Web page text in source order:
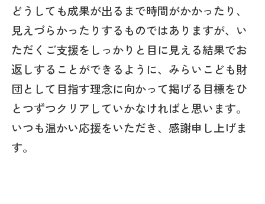
どうしても成果が出るまで時間がかかったり、
見えづらかったりするものではありますが、い
ただくご支援をしっかりと目に見える結果でお
返しすることができるように、みらいこども財
団として目指す理念に向かって掲げる目標をひ
とつずつクリアしていかなければと思います。
いつも温かい応援をいただき、感謝申し上げま
す。